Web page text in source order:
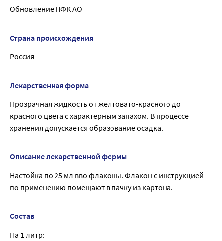
Обновление ПФК АО
Страна происхождения
Россия
Лекарственная форма
Прозрачная жидкость от желтовато-красного до
красного цвета с характерным запахом. В процессе
хранения допускается образование осадка.
Описание лекарственной формы
Настойка по 25 мл вво флаконы. Флакон с инструкцией
по применению помещают в пачку из картона.
Состав
На 1 литр: